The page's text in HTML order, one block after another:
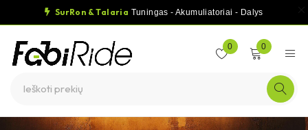
SurRon & Talaria Tuningas - Akumuliatoriai - Dalys
0 0